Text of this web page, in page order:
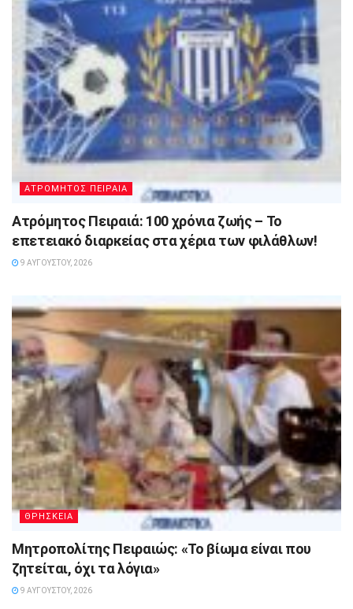
ΑΤΡΟΜΗΤΟΣ ΠΕΙΡΑΙΑ
Ατρόμητος Πειραιά: 100 χρόνια ζωής – Το
επετειακό διαρκείας στα χέρια των φιλάθλων!
9 ΑΥΓΟΎΣΤΟΥ, 2026
ΘΡΗΣΚΕΙΑ
Μητροπολίτης Πειραιώς: «Το βίωμα είναι που
ζητείται, όχι τα λόγια»
9 ΑΥΓΟΎΣΤΟΥ, 2026